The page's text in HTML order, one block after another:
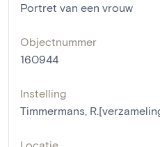
Portret van een vrouw
Objectnummer
160944
Instelling
Timmermans,